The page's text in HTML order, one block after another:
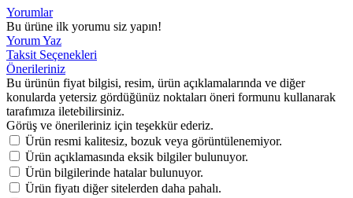
Yorumlar
Bu ürüne ilk yorumu siz yapın!
Yorum Yaz
Taksit Seçenekleri
Önerileriniz
Bu ürünün fiyat bilgisi, resim, ürün açıklamalarında ve diğer
konularda yetersiz gördüğünüz noktaları öneri formunu kullanarak
tarafımıza iletebilirsiniz.
Görüş ve önerileriniz için teşekkür ederiz.
Ürün resmi kalitesiz, bozuk veya görüntülenemiyor.
Ürün açıklamasında eksik bilgiler bulunuyor.
Ürün bilgilerinde hatalar bulunuyor.
Ürün fiyatı diğer sitelerden daha pahalı.